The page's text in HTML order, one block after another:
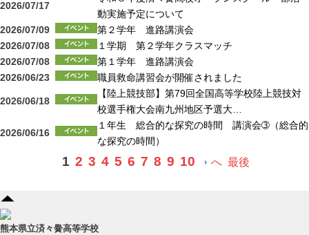
2026/07/17
動実施予定について
2026/07/09
第２学年 進路講演会
2026/07/08
１学期 第２学年クラスマッチ
2026/07/08
第１学年 進路講演会
2026/06/23
職員救命講習会が開催されました
2026/06/18
【陸上競技部】第79回全国高等学校陸上競技対
校選手権大会南九州地区予選大…
2026/06/16
１年生 総合的な探究の時間 講演会➂（総合的
な探究の時間）
1 2 3 4 5 6 7 8 9 10 へ 最後
熊本県立済々黌高等学校